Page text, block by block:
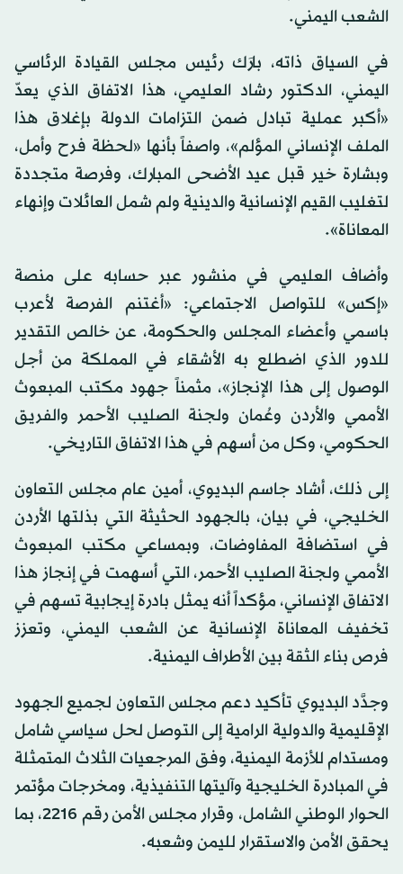
الشعب اليمني.
في السياق ذاته، بارَك رئيس مجلس القيادة الرئاسي
اليمني، الدكتور رشاد العليمي، هذا الاتفاق الذي يعدّ
«أكبر عملية تبادل ضمن التزامات الدولة بإغلاق هذا
الملف الإنساني المؤلم»، واصفاً بأنها «لحظة فرح وأمل،
وبشارة خير قبل عيد الأضحى المبارك، وفرصة متجددة
لتغليب القيم الإنسانية والدينية ولم شمل العائلات وإنهاء
المعاناة».
وأضاف العليمي في منشور عبر حسابه على منصة
«إكس» للتواصل الاجتماعي: «أغتنم الفرصة لأعرب
باسمي وأعضاء المجلس والحكومة، عن خالص التقدير
للدور الذي اضطلع به الأشقاء في المملكة من أجل
الوصول إلى هذا الإنجاز»، مثمناً جهود مكتب المبعوث
الأممي والأردن وعُمان ولجنة الصليب الأحمر والفريق
الحكومي، وكل من أسهم في هذا الاتفاق التاريخي.
إلى ذلك، أشاد جاسم البديوي، أمين عام مجلس التعاون
الخليجي، في بيان، بالجهود الحثيثة التي بذلتها الأردن
في استضافة المفاوضات، وبمساعي مكتب المبعوث
الأممي ولجنة الصليب الأحمر، التي أسهمت في إنجاز هذا
الاتفاق الإنساني، مؤكداً أنه يمثل بادرة إيجابية تسهم في
تخفيف المعاناة الإنسانية عن الشعب اليمني، وتعزز
فرص بناء الثقة بين الأطراف اليمنية.
وجدَّد البديوي تأكيد دعم مجلس التعاون لجميع الجهود
الإقليمية والدولية الرامية إلى التوصل لحل سياسي شامل
ومستدام للأزمة اليمنية، وفق المرجعيات الثلاث المتمثلة
في المبادرة الخليجية وآليتها التنفيذية، ومخرجات مؤتمر
الحوار الوطني الشامل، وقرار مجلس الأمن رقم 2216، بما
يحقق الأمن والاستقرار لليمن وشعبه.